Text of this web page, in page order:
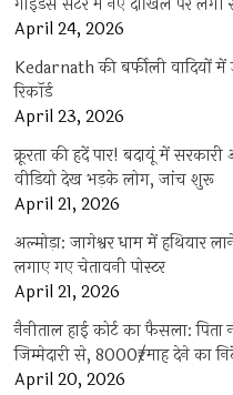
गाइडेंस सेंटर में नए दाखिले पर लगी
April 24, 2026
Kedarnath की बर्फीली वादियों में
रिकॉर्ड
April 23, 2026
क्रूरता की हदें पार! बदायूं में
वीडियो देख भड़के लोग, जांच शुरू
April 21, 2026
अल्मोड़ा: जागेश्वर धाम में हथियार
लगाए गए चेतावनी पोस्टर
April 21, 2026
नैनीताल हाई कोर्ट का फैसला:
जिम्मेदारी से, 8000₹/माह देने का
April 20, 2026